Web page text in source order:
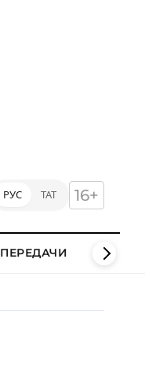
РУС ТАТ 16+
ПЕРЕДАЧИ КЛИПЫ